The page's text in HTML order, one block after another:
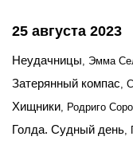
25 августа 2023
Неудачницы, Эмма
Затерянный компас,
Хищники, Родриго
Голда. Судный день,